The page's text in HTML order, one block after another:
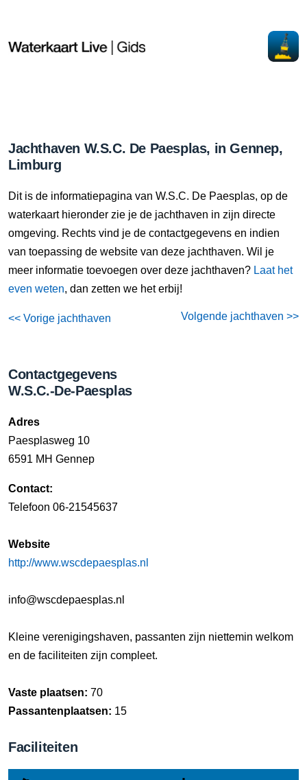
Jachthaven W.S.C. De Paesplas, in Gennep,
Limburg
Dit is de informatiepagina van W.S.C. De Paesplas, op de
waterkaart hieronder zie je de jachthaven in zijn directe
omgeving. Rechts vind je de contactgegevens en indien
van toepassing de website van deze jachthaven. Wil je
meer informatie toevoegen over deze jachthaven? Laat het
even weten, dan zetten we het erbij!
<< Vorige jachthaven Volgende jachthaven >>
Contactgegevens
W.S.C.-De-Paesplas
Adres
Paesplasweg 10
6591 MH Gennep
Contact:
Telefoon 06-21545637
Website
http://www.wscdepaesplas.nl
info@wscdepaesplas.nl
Kleine verenigingshaven, passanten zijn niettemin welkom
en de faciliteiten zijn compleet.
Vaste plaatsen: 70
Passantenplaatsen: 15
Faciliteiten